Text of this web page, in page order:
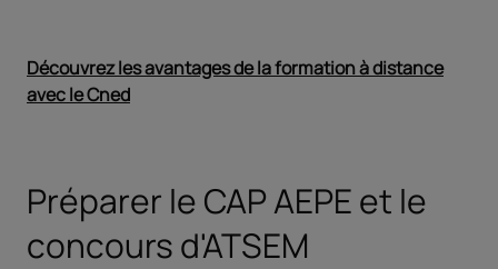
Découvrez les avantages de la formation à distance
avec le Cned
Préparer le CAP AEPE et le
concours d'ATSEM